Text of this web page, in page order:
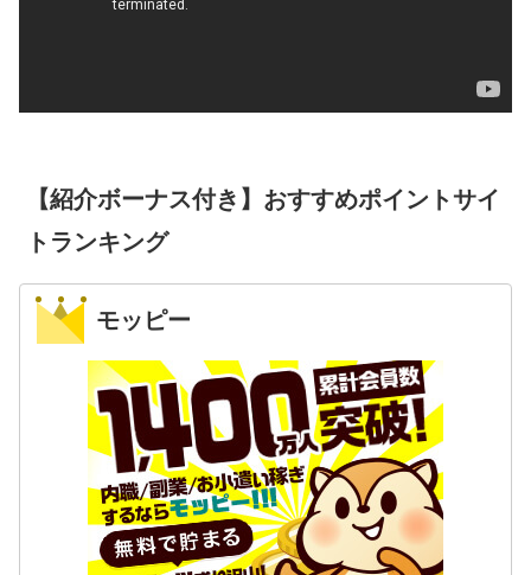
【紹介ボーナス付き】おすすめポイントサイ
トランキング
モッピー